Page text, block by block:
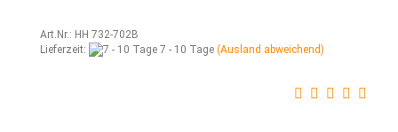
Art.Nr.: HH 732-702B
Lieferzeit:
7 - 10 Tage (Ausland abweichend)